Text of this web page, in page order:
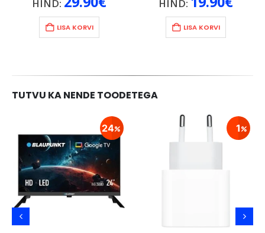
HIND:
LISA KORVI
HIND:
LISA KORVI
TUTVU KA NENDE TOODETEGA
24 1